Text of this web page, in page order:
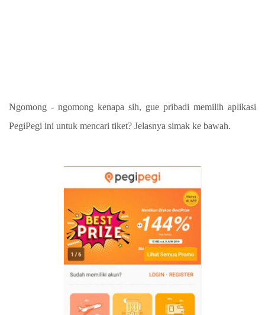
Ngomong - ngomong kenapa sih, gue pribadi memilih aplikasi
PegiPegi ini untuk mencari tiket? Jelasnya simak ke bawah.